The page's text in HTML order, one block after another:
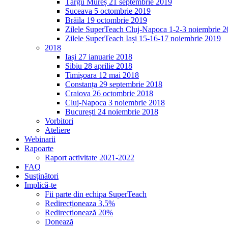
Târgu Mureș 21 septembrie 2019
Suceava 5 octombrie 2019
Brăila 19 octombrie 2019
Zilele SuperTeach Cluj-Napoca 1-2-3 noiembrie
Zilele SuperTeach Iași 15-16-17 noiembrie 2019
2018
Iași 27 ianuarie 2018
Sibiu 28 aprilie 2018
Timișoara 12 mai 2018
Constanța 29 septembrie 2018
Craiova 26 octombrie 2018
Cluj-Napoca 3 noiembrie 2018
București 24 noiembrie 2018
Vorbitori
Ateliere
Webinarii
Rapoarte
Raport activitate 2021-2022
FAQ
Susținători
Implică-te
Fii parte din echipa SuperTeach
Redirecționeaza 3,5%
Redirecționează 20%
Donează